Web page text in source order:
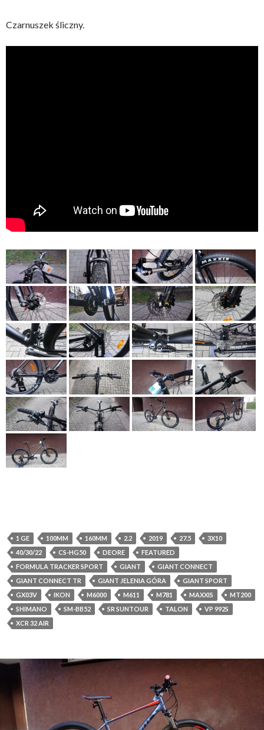
Czarnuszek śliczny.
1 GE 100MM 160MM 2.2 2019 27.5
3X10
40/30/22
CS-HG50 DEORE
FEATURED
FORMULA TRACKER SPORT
GIANT
GIANT CONNECT
GIANT CONNECT TR
GIANT JELENIA GÓRA
GIANT SPORT
GX03V
IKON M6000 M611 M781 MAXXIS
MT200
SHIMANO
SM-BB52 SR SUNTOUR TALON
VP 992S
XCR 32 AIR